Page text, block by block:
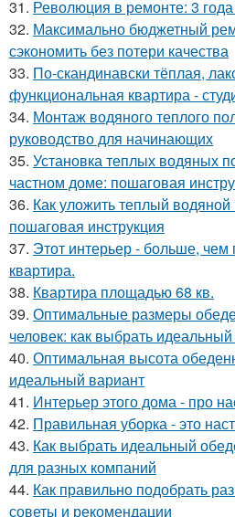
31. Революция в ремонте: 3
32. Максимально бюджетный
сэкономить без потери качества
33. По-скандинавски тёплая,
функциональная квартира -
34. Монтаж водяного теплого
руководство для начинающих
35. Установка теплых водяных
частном доме: пошаговая
36. Как уложить теплый
пошаговая инструкция
37. Этот интерьер - больше, чем
квартира.
38. Квартира площадью 68 кв.
39. Оптимальные размеры
человек: как выбрать
40. Оптимальная высота
идеальный вариант
41. Интерьер этого дома - про
42. Правильная уборка - это
43. Как выбрать идеальный
для разных компаний
44. Как правильно подобрать
советы и рекомендации